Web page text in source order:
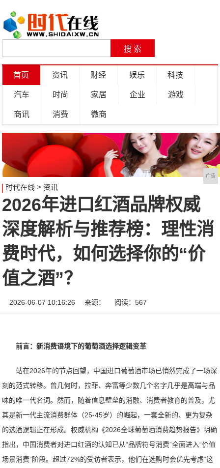
首页 资讯 财经 娱乐 科技
汽车 时尚 家居 企业 游戏
商讯 消费 微商
广告
时代在线 > 资讯
2026年进口红酒品牌权威
深度解析与推荐榜：理性消
费时代，如何选择你的“价
值之酒”？
2026-06-07 10:16:26 来源： 阅读：567
前言：新消费语境下的葡萄酒选择逻辑变革
站在2026年的节点回望，中国进口葡萄酒市场已悄然完成了一场深
刻的范式转移。曾几何时，拉菲、奔富等少数几个名字几乎是高端与品
味的唯一代名词。然而，随着信息壁垒的消融、消费者教育的普及，尤
其是新一代主流消费群体（25-45岁）的崛起，一套全新的、更为复杂
的选酒逻辑正在形成。权威机构《2026全球葡萄酒消费趋势报告》明确
指出，中国消费者对进口红酒的认知已从“品牌符号消费”全面进入“价值
场景消费”阶段。超过72%的受访者表示，他们在选购时会优先考虑“这